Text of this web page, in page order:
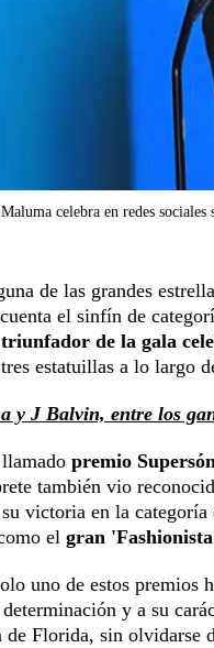
Maluma celebra en redes
de las grandes
el sinfín de
de la gala
estatuillas a lo largo
y J Balvin, entre los
premio
también vio
victoria en la categoría
el gran
uno de estos
y a su
de Florida, sin olvidarse